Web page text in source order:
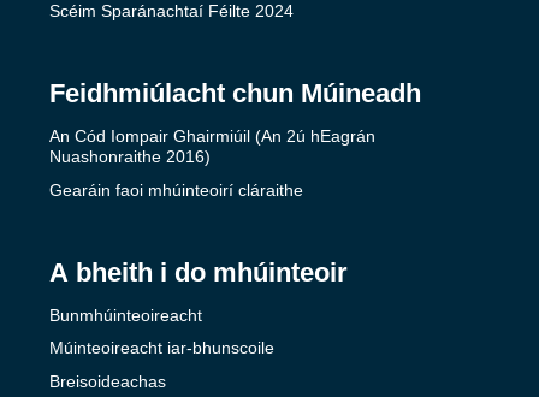
Scéim Sparánachtaí Féilte 2024
Feidhmiúlacht chun Múineadh
An Cód Iompair Ghairmiúil (An 2ú hEagrán
Nuashonraithe 2016)
Gearáin faoi mhúinteoirí cláraithe
A bheith i do mhúinteoir
Bunmhúinteoireacht
Múinteoireacht iar-bhunscoile
Breisoideachas